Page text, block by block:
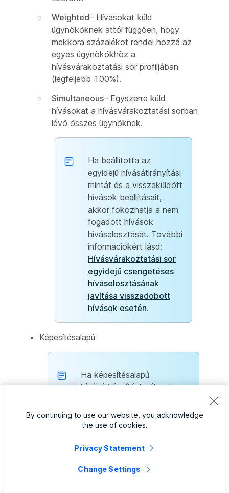
Weighted– Hívásokat küld
ügynököknek attól függően, hogy
mekkora százalékot rendel hozzá az
egyes ügynökökhöz a
hívásvárakoztatási sor profiljában
(legfeljebb 100%).
Simultaneous– Egyszerre küld
hívásokat a hívásvárakoztatási sorban
lévő összes ügynöknek.
Ha beállította az
egyidejű hívásátirányítási
mintát és a visszaküldött
hívások beállításait,
akkor fokozhatja a nem
fogadott hívások
híváselosztását. További
információkért lásd:
Hívásvárakoztatási sor
egyidejű csengetéses
híváselosztásának
javítása visszadobott
hívások esetén.
Képesítésalapú
Ha képesítésalapú
hívásátirányítást választ, az
szerint csak a képesítési
szint alapján történik. Ha
rendelkezésre ugyanazzal a
a kiválasztott
By continuing to use our website, you acknowledge
the use of cookies.
Privacy Statement
Change Settings